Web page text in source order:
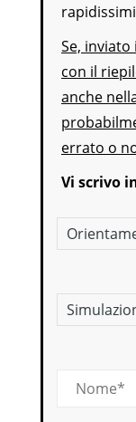
Se,
con il
anche
errato o
Vi scrivo